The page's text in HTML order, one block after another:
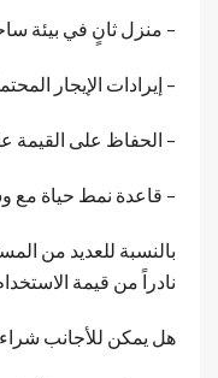
– منزل ثانٍ في بيئة
– إيرادات الإيجار
– الحفاظ على القيمة
– قاعدة نمط حياة مع
بالنسبة للعديد من
نادراً من قيمة
هل يمكن للأجانب شراء